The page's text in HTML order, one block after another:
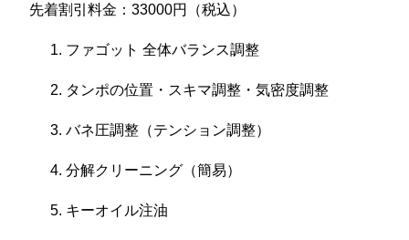
先着割引料金：33000円（税込）
ファゴット 全体バランス調整
タンポの位置・スキマ調整・気密度調整
バネ圧調整（テンション調整）
分解クリーニング（簡易）
キーオイル注油